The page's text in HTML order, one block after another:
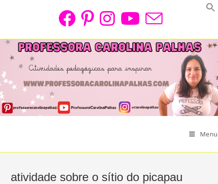
Menu
atividade sobre o sítio do picapau